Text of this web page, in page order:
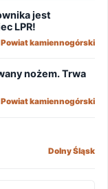
jest
LPR!
Powiat kamiennogórski
nożem. Trwa
Powiat kamiennogórski
Dolny Śląsk